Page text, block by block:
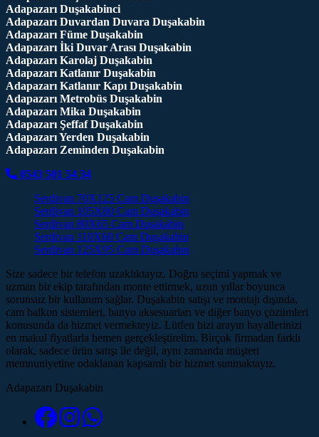
Adapazarı Duşakabinci
Adapazarı Duvardan Duvara Duşakabin
Adapazarı Füme Duşakabin
Adapazarı İki Duvar Arası Duşakabin
Adapazarı Karolaj Duşakabin
Adapazarı Katlanır Duşakabin
Adapazarı Katlanır Kapı Duşakabin
Adapazarı Metrobüs Duşakabin
Adapazarı Mika Duşakabin
Adapazarı Şeffaf Duşakabin
Adapazarı Yerden Duşakabin
Adapazarı Zeminden Duşakabin
0543 501 54 34
Serdivan 70X125 Cam Duşakabin
Serdivan 105X80 Cam Duşakabin
Serdivan 80X65 Cam Duşakabin
Serdivan 110X60 Cam Duşakabin
Serdivan 125X95 Cam Duşakabin
Size sadece bir telefon uzaklıktayız. Doğru seçimi yapmak ve
uzman bir ekip tarafından monte ettirmek, uzun yıllar boyunca
sorunsuz bir kullanım sağlar. Duşakabin satışı ve montajı dışında,
cam balkon sistemleri, banyo aksesuarları ve diğer banyo çözümleri
konusunda da hizmet vermekteyiz. Lütfen bizi arayın hayallerinizi
en makul fiyatlarla hemen gerçekleştirelim. Birçok firmadan farklı
olarak, sadece ürün satışı ile değil, aynı zamanda müşteri
memnuniyetine odaklanan kapsamlı bir hizmet sunmaktayız.
Adapazarı Duşakabin